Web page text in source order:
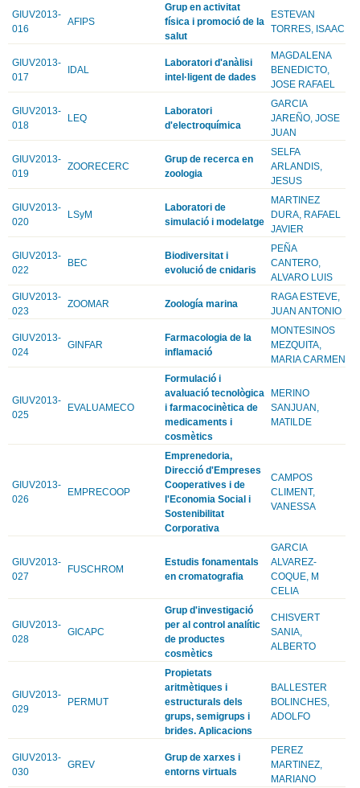
GIUV2013-
016
AFIPS
Grup en activitat
física i promoció de la
salut
ESTEVAN
TORRES, ISAAC
GIUV2013-
017
IDAL
Laboratori d'anàlisi
intel·ligent de dades
MAGDALENA
BENEDICTO,
JOSE RAFAEL
GIUV2013-
018
LEQ
Laboratori
d'electroquímica
GARCIA
JAREÑO, JOSE
JUAN
GIUV2013-
019
ZOORECERC
Grup de recerca en
zoologia
SELFA
ARLANDIS,
JESUS
GIUV2013-
020
LSyM
Laboratori de
simulació i modelatge
MARTINEZ
DURA, RAFAEL
JAVIER
GIUV2013-
022
BEC
Biodiversitat i
evolució de cnidaris
PEÑA
CANTERO,
ALVARO LUIS
GIUV2013-
023
ZOOMAR Zoología marina
RAGA ESTEVE,
JUAN ANTONIO
GIUV2013-
024
GINFAR
Farmacologia de la
inflamació
MONTESINOS
MEZQUITA,
MARIA CARMEN
GIUV2013-
025
EVALUAMECO
Formulació i
avaluació tecnològica
i farmacocinètica de
medicaments i
cosmètics
MERINO
SANJUAN,
MATILDE
GIUV2013-
026
EMPRECOOP
Emprenedoria,
Direcció d'Empreses
Cooperatives i de
l'Economia Social i
Sostenibilitat
Corporativa
CAMPOS
CLIMENT,
VANESSA
GIUV2013-
027
FUSCHROM
Estudis fonamentals
en cromatografia
GARCIA
ALVAREZ-
COQUE, M
CELIA
GIUV2013-
028
GICAPC
Grup d'investigació
per al control analític
de productes
cosmètics
CHISVERT
SANIA,
ALBERTO
GIUV2013-
029
PERMUT
Propietats
aritmètiques i
estructurals dels
grups, semigrups i
brides. Aplicacions
BALLESTER
BOLINCHES,
ADOLFO
GIUV2013-
030
GREV
Grup de xarxes i
entorns virtuals
PEREZ
MARTINEZ,
MARIANO